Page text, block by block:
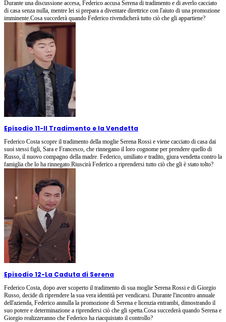
Durante una discussione accesa, Federico accusa Serena di tradimento e di averlo cacciato
di casa senza nulla, mentre lei si prepara a diventare direttrice con l'aiuto di una promozione
imminente.Cosa succederà quando Federico rivendicherà tutto ciò che gli appartiene?
Episodio 11-Il Tradimento e la Vendetta
Federico Costa scopre il tradimento della moglie Serena Rossi e viene cacciato di casa dai
suoi stessi figli, Sara e Francesco, che rinnegano il loro cognome per prendere quello di
Russo, il nuovo compagno della madre. Federico, umiliato e tradito, giura vendetta contro la
famiglia che lo ha rinnegato.Riuscirà Federico a riprendersi tutto ciò che gli è stato tolto?
Episodio 12-La Caduta di Serena
Federico Costa, dopo aver scoperto il tradimento di sua moglie Serena Rossi e di Giorgio
Russo, decide di riprendere la sua vera identità per vendicarsi. Durante l'incontro annuale
dell'azienda, Federico annulla la promozione di Serena e licenzia entrambi, dimostrando il
suo potere e determinazione a riprendersi ciò che gli spetta.Cosa succederà quando Serena e
Giorgio realizzeranno che Federico ha riacquistato il controllo?